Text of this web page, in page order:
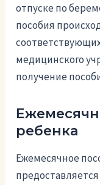
отпуске по
пособия
медицинского
получение
ребенка
Ежемесячное